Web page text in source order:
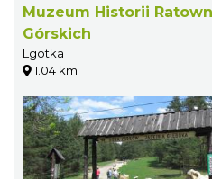
Muzeum Historii
Górskich
Lgotka
1.04 km